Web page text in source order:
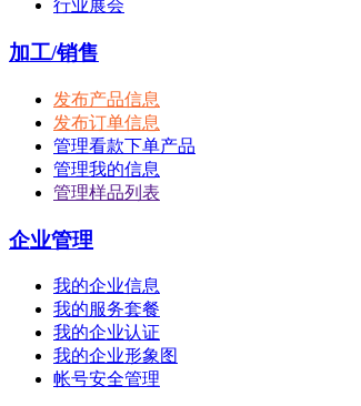
行业展会
加工/销售
发布产品信息
发布订单信息
管理看款下单产品
管理我的信息
管理样品列表
企业管理
我的企业信息
我的服务套餐
我的企业认证
我的企业形象图
帐号安全管理